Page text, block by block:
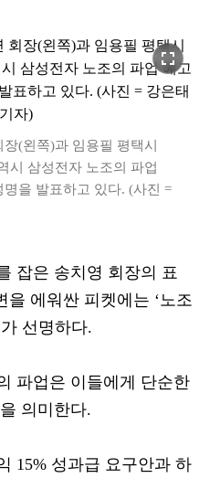
fullscreen
(왼쪽)과 임용필 평택시
시 삼성전자 노조의 파업
을 발표하고 있다. (사진 =
잡은 송치영 회장의 표
을 에워싼 피켓에는 ‘노조
선명하다.
파업은 이들에게 단순한
의미한다.
15% 성과급 요구안과 하